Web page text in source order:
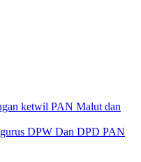
DPW Dan DPD PAN